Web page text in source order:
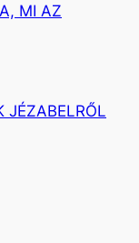
MI AZ
JÉZABELRŐL